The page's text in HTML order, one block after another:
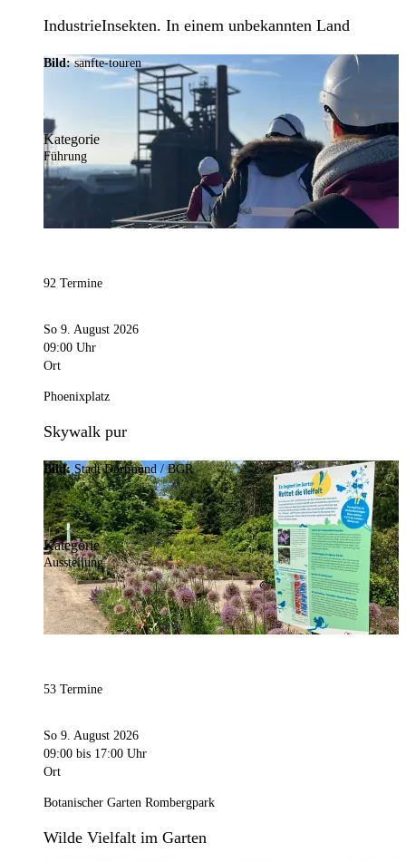
IndustrieInsekten. In einem unbekannten Land
Bild:sanfte-touren
Kategorie
Führung
92 Termine
So 9. August 2026
09:00 Uhr
Ort
Phoenixplatz
Skywalk pur
Bild: Stadt Dortmund / BGR
Kategorie
Ausstellung
53 Termine
So 9. August 2026
09:00 bis 17:00 Uhr
Ort
Botanischer Garten Rombergpark
Wilde Vielfalt im Garten